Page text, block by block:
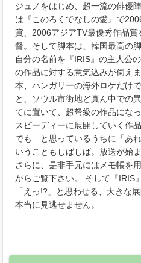
ジュノをはじめ、超一流の俳優
は『このろくでなしの愛』で
賞、2006アジアTV最優秀作品
督。そして脚本は、韓国最高の
自分の名前を『IRIS』の主人公
の作品に対する意気込みが伺え
本、ハンガリーの海外ロケだけ
と、ソウル市街地ど真ん中での
てに置いて、超弩級の作品にな
スピーディーに展開していく作
でも…と思っているうちに「あ
いうこともしばしば。放送が始
さらに、是非手元にはメモ帳を
がらご覧下さい。 そして『IRIS
「えっ!?」と思わせる、大きな
本当に見逃せません。